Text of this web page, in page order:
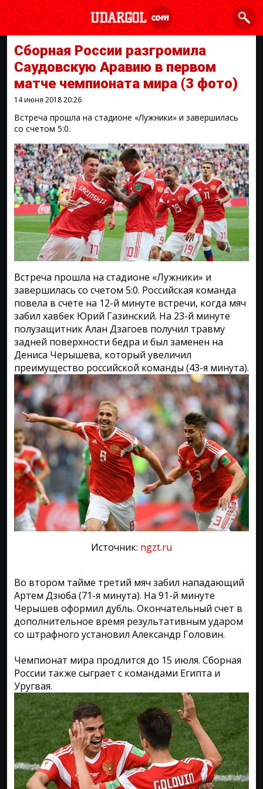
Сборная России разгромила
Саудовскую Аравию в первом
матче чемпионата мира (3 фото)
14 июня 201820:26
Встреча прошла на стадионе «Лужники» и завершилась
со счетом 5:0.
Встреча прошла на стадионе «Лужники» и
завершилась со счетом 5:0. Российская команда
повела в счете на 12-й минуте встречи, когда мяч
забил хавбек Юрий Газинский. На 23-й минуте
полузащитник Алан Дзагоев получил травму
задней поверхности бедра и был заменен на
Дениса Черышева, который увеличил
преимущество российской команды (43-я минута).
Источник: ngzt.ru
Во втором тайме третий мяч забил нападающий
Артем Дзюба (71-я минута). На 91-й минуте
Черышев оформил дубль. Окончательный счет в
дополнительное время результативным ударом
со штрафного установил Александр Головин.
Чемпионат мира продлится до 15 июля. Сборная
России также сыграет с командами Египта и
Уругвая.